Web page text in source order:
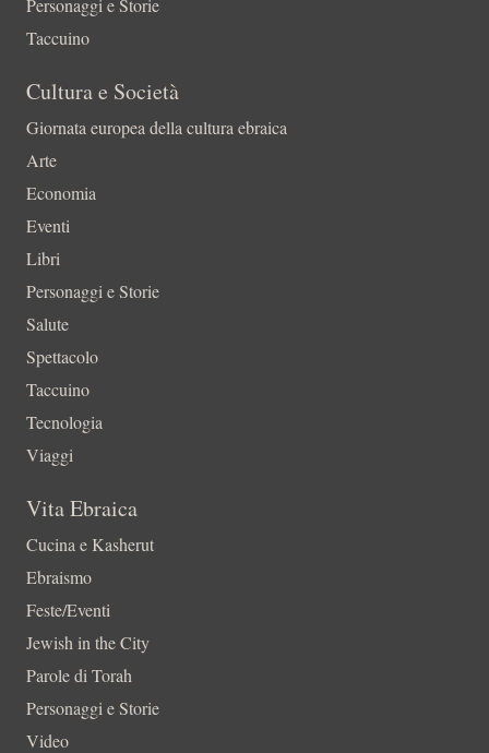
Taccuino
Cultura e Società
Giornata europea della cultura ebraica
Arte
Economia
Eventi
Libri
Personaggi e Storie
Salute
Spettacolo
Taccuino
Tecnologia
Viaggi
Vita Ebraica
Cucina e Kasherut
Ebraismo
Feste/Eventi
Jewish in the City
Parole di Torah
Personaggi e Storie
Video